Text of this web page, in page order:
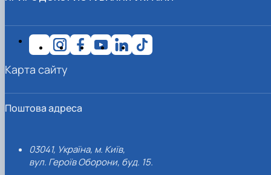
Поштова адреса
03041, Україна, м. Київ,
вул. Героїв Оборони, буд. 15.
Карта сайту